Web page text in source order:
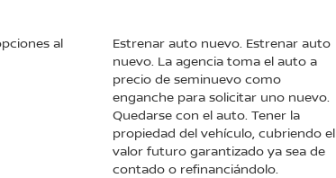
al
Estrenar auto nuevo. Estrenar auto
nuevo. La agencia toma el auto a
precio de seminuevo como
enganche para solicitar uno nuevo.
Quedarse con el auto. Tener la
propiedad del vehículo, cubriendo el
valor futuro garantizado ya sea de
contado o refinanciándolo.